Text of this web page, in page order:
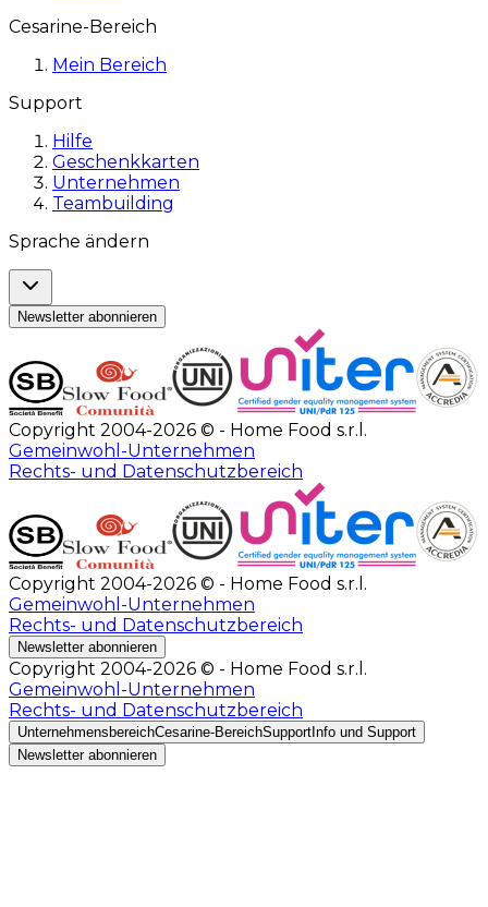
Cesarine-Bereich
Mein Bereich
Support
Hilfe
Geschenkkarten
Unternehmen
Teambuilding
Sprache ändern
Newsletter abonnieren
Copyright 2004-2026 © - Home Food s.r.l.
Gemeinwohl-Unternehmen
Rechts- und Datenschutzbereich
Copyright 2004-2026 © - Home Food s.r.l.
Gemeinwohl-Unternehmen
Rechts- und Datenschutzbereich
Newsletter abonnieren
Copyright 2004-2026 © - Home Food s.r.l.
Gemeinwohl-Unternehmen
Rechts- und Datenschutzbereich
UnternehmensbereichCesarine-BereichSupport Info und Support
Newsletter abonnieren